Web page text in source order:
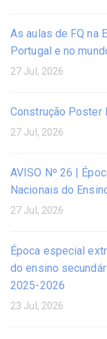
As aulas de FQ na
Portugal e no
27 Jul, 2026
Construção Poster
27 Jul, 2026
AVISO Nº 26 |
Nacionais do
27 Jul, 2026
Época especial
do ensino
2025-2026
23 Jul, 2026